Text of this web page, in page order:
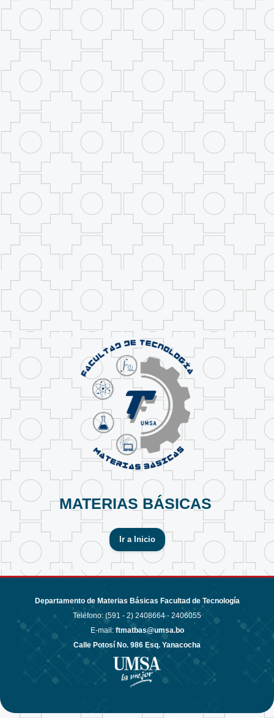
MATERIAS BÁSICAS
Ir a Inicio
Departamento de Materias Básicas Facultad de Tecnología
Teléfono: (591 - 2) 2408664 - 2406055
E-mail: ftmatbas@umsa.bo
Calle Potosí No. 986 Esq. Yanacocha